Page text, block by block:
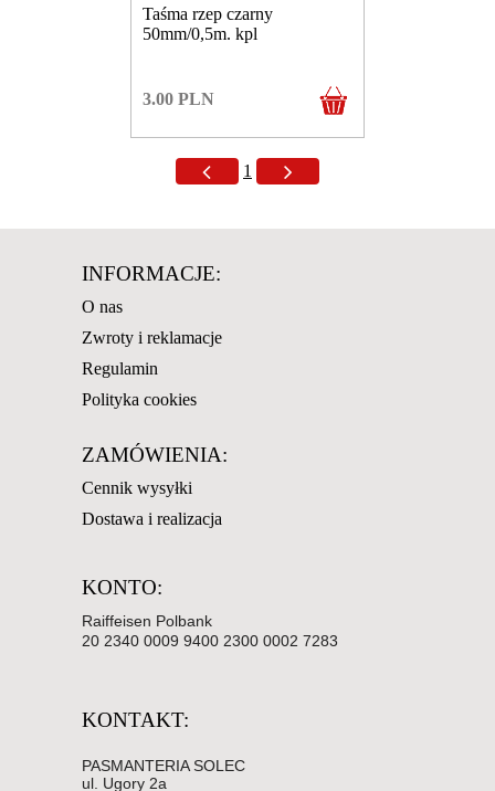
Taśma rzep czarny
50mm/0,5m. kpl
3.00 PLN
1
INFORMACJE:
O nas
Zwroty i reklamacje
Regulamin
Polityka cookies
ZAMÓWIENIA:
Cennik wysyłki
Dostawa i realizacja
KONTO:
Raiffeisen Polbank
20 2340 0009 9400 2300 0002 7283
KONTAKT:
PASMANTERIA SOLEC
ul. Ugory 2a